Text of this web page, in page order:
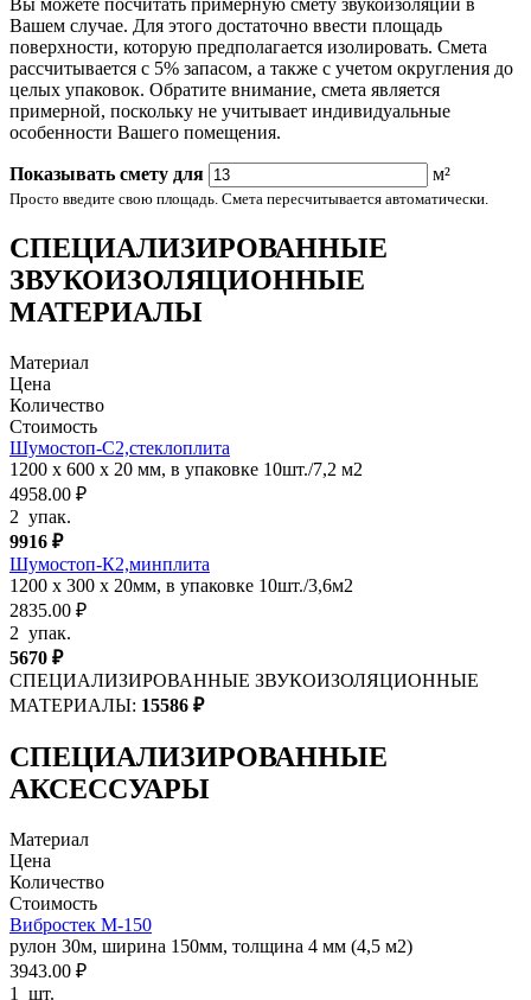
Вы можете посчитать примерную смету звукоизоляции в
Вашем случае. Для этого достаточно ввести площадь
поверхности, которую предполагается изолировать. Смета
рассчитывается с 5% запасом, а также с учетом округления до
целых упаковок. Обратите внимание, смета является
примерной, поскольку не учитывает индивидуальные
особенности Вашего помещения.
Показывать смету для м²
Просто введите свою площадь. Смета пересчитывается автоматически.
СПЕЦИАЛИЗИРОВАННЫЕ
ЗВУКОИЗОЛЯЦИОННЫЕ
МАТЕРИАЛЫ
Материал
Цена
Количество
Стоимость
Шумостоп-С2,стеклоплита
1200 х 600 х 20 мм, в упаковке 10шт./7,2 м2
4958.00 ₽
2 упак.
9916 ₽
Шумостоп-К2,минплита
1200 х 300 х 20мм, в упаковке 10шт./3,6м2
2835.00 ₽
2 упак.
5670 ₽
СПЕЦИАЛИЗИРОВАННЫЕ ЗВУКОИЗОЛЯЦИОННЫЕ
МАТЕРИАЛЫ: 15586 ₽
СПЕЦИАЛИЗИРОВАННЫЕ
АКСЕССУАРЫ
Материал
Цена
Количество
Стоимость
Вибростек М-150
рулон 30м, ширина 150мм, толщина 4 мм (4,5 м2)
3943.00 ₽
1
шт.